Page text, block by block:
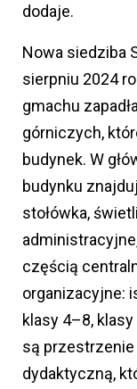
dodaje.
Nowa siedziba
sierpniu 2024
gmachu
górniczych,
budynek. W
budynku
stołówka,
częścią
organizacyjne:
klasy 4–8,
są
dydaktyczną,